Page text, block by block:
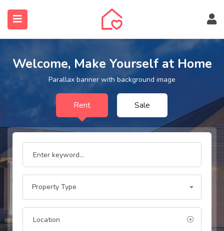
(Ingatlanos keresése)
Welcome, Make Yourself at Home
Parallax banner with background image
Rent Sale
Property Type